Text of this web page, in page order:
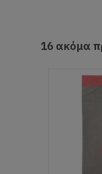
16 ακόμα